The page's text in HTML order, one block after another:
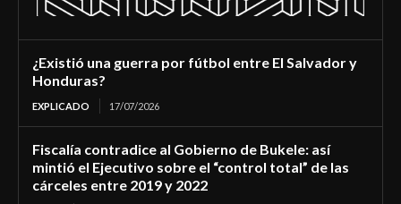
¿Existió una guerra por fútbol entre El Salvador y
Honduras?
EXPLICADO 17/07/2026
Fiscalía contradice al Gobierno de Bukele: así
mintió el Ejecutivo sobre el “control total” de las
cárceles entre 2019 y 2022